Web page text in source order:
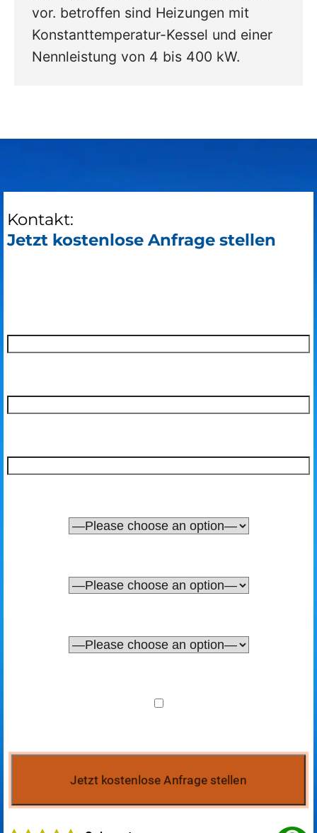
vor. betroffen sind Heizungen mit
Konstanttemperatur-Kessel und einer
Nennleistung von 4 bis 400 kW.
Kontakt:
Jetzt kostenlose Anfrage stellen